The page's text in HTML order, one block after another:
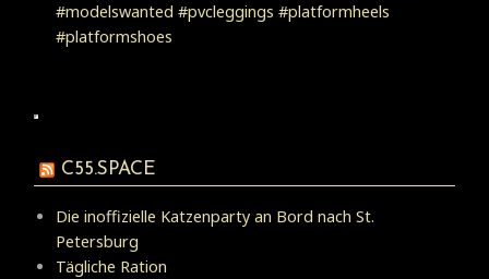
C55.SPACE
Die inoffizielle Katzenparty an Bord nach St.
Petersburg
Tägliche Ration